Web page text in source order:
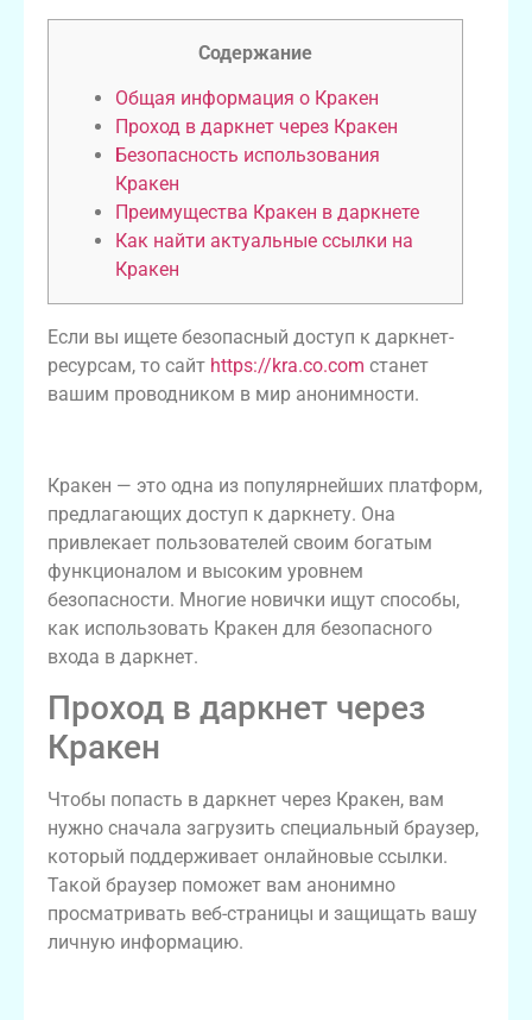
Содержание
Общая информация о Кракен
Проход в даркнет через Кракен
Безопасность использования
Кракен
Преимущества Кракен в даркнете
Как найти актуальные ссылки на
Кракен
Если вы ищете безопасный доступ к даркнет-
ресурсам, то сайт https://kra.co.com станет
вашим проводником в мир анонимности.
Кракен — это одна из популярнейших платформ,
предлагающих доступ к даркнету. Она
привлекает пользователей своим богатым
функционалом и высоким уровнем
безопасности. Многие новички ищут способы,
как использовать Кракен для безопасного
входа в даркнет.
Проход в даркнет через
Кракен
Чтобы попасть в даркнет через Кракен, вам
нужно сначала загрузить специальный браузер,
который поддерживает онлайновые ссылки.
Такой браузер поможет вам анонимно
просматривать веб-страницы и защищать вашу
личную информацию.